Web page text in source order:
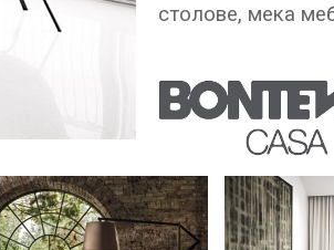
столове, мека